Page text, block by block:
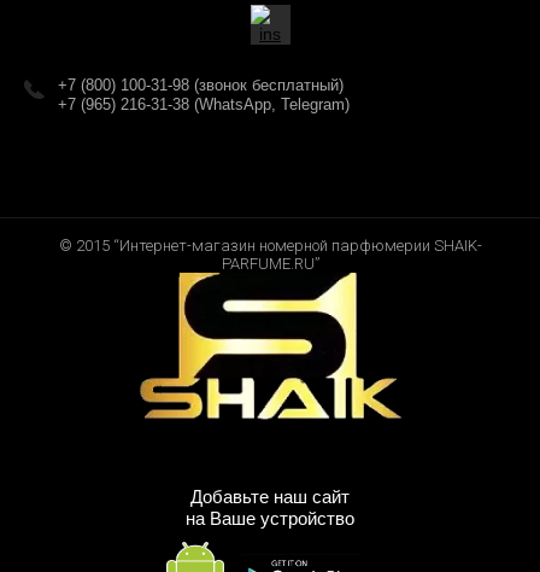
+7 (800) 100-31-98 (звонок бесплатный)
+7 (965) 216-31-38 (WhatsApp, Telegram)
© 2015 “Интернет-магазин номерной парфюмерии SHAIK-
PARFUME.RU”
Добавьте наш сайт
на Ваше устройство